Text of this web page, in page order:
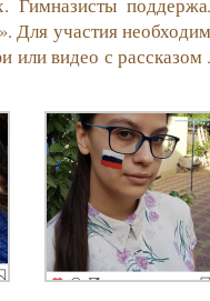
Для участия
или видео с